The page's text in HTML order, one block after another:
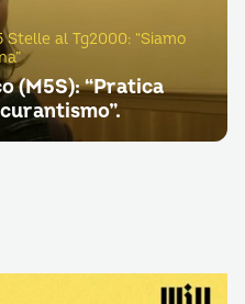
al Tg2000: “Siamo
(M5S): “Pratica